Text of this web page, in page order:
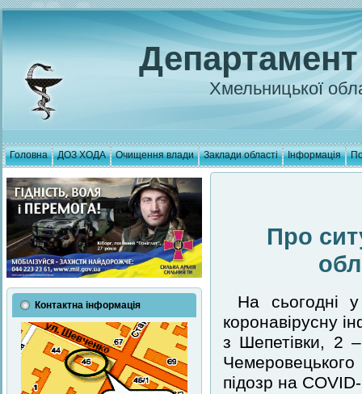
Хмельницької
Головна ДОЗ ХОДА Очищення влади Заклади області Інформація
Контактна інформація
Про
На сьогодні
коронавірусну
з Шепетівки, 2
підозр на